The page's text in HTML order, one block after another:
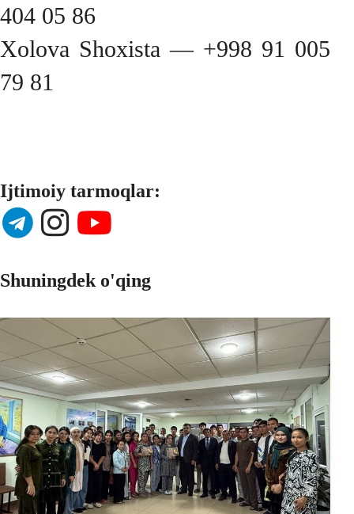
404 05 86
Xolova Shoxista — +998 91 005
79 81
Ijtimoiy tarmoqlar:
Shuningdek o'qing